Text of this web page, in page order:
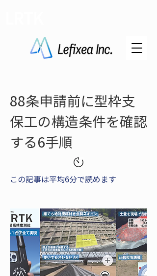
88条申請前に型枠支
保工の構造条件を確認
する6手順
この記事は平均6分で読めます